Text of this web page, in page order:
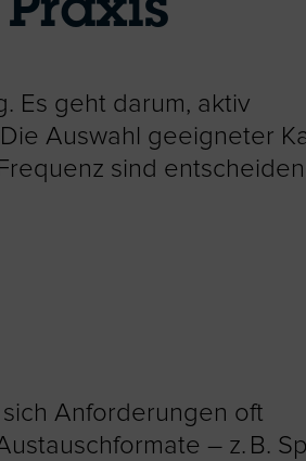
Es geht darum, aktiv
Auswahl geeigneter
sind
Anforderungen oft
– z. B.